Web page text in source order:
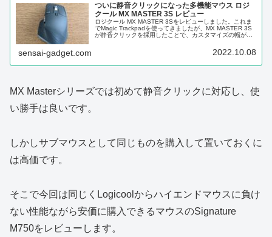
ついに静音クリックになった多機能マウス ロジ
クール MX MASTER 3S レビュー
ロジクール MX MASTER 3Sをレビューしました。これま
でMagic Trackpadを使ってきましたが、MX MASTER 3S
が静音クリックを採用したことで、カスタマイズの幅が広
sensai-gadget.com 2022.10.08
MX Masterシリーズでは初めて静音クリックに対応し、使
い勝手は良いです。
しかしサブマウスとして同じものを購入して置いておくに
は高価です。
そこで今回は同じくLogicoolからハイエンドマウスに負け
ない性能ながら安価に購入できるマウスのSignature
M750をレビューします。